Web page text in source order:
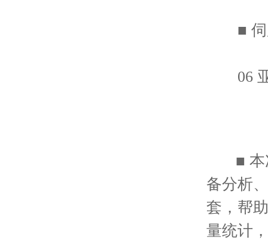
■ 伺服
06 亚
■ 本次
备分析
套，帮
量统计